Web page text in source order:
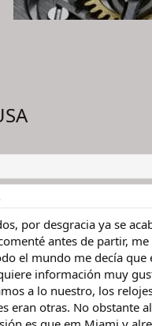
por desgracia ya se
antes de partir,
el mundo me decía que
información muy
a lo nuestro, los
eran otras. No obstante